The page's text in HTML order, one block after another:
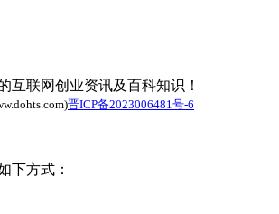
互联网创业资讯及百科知识！
晋ICP备2023006481号-6
下方式：